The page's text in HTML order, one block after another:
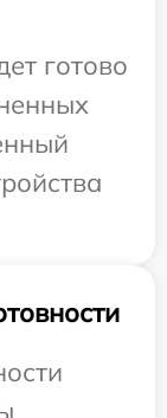
готово